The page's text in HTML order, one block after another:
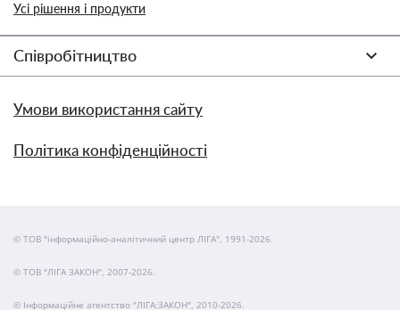
Усі рішення і продукти
Співробітництво
Умови використання сайту
Політика конфіденційності
© ТОВ "інформаційно-аналітичний центр ЛІГА", 1991-2026.
© ТОВ "ЛІГА ЗАКОН", 2007-2026.
© Інформаційне агентство "ЛІГА:ЗАКОН", 2010-2026.